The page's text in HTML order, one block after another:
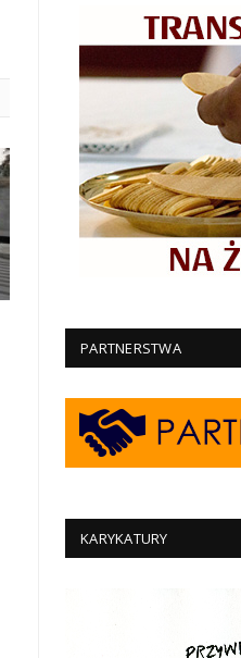
PARTNERSTWA
KARYKATURY